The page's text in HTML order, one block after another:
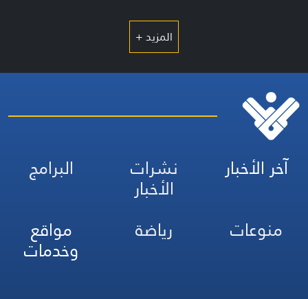
المزيد +
آخر الأخبار نشرات
الأخبار
البرامج
منوعات
رياضة مواقع
وخدمات